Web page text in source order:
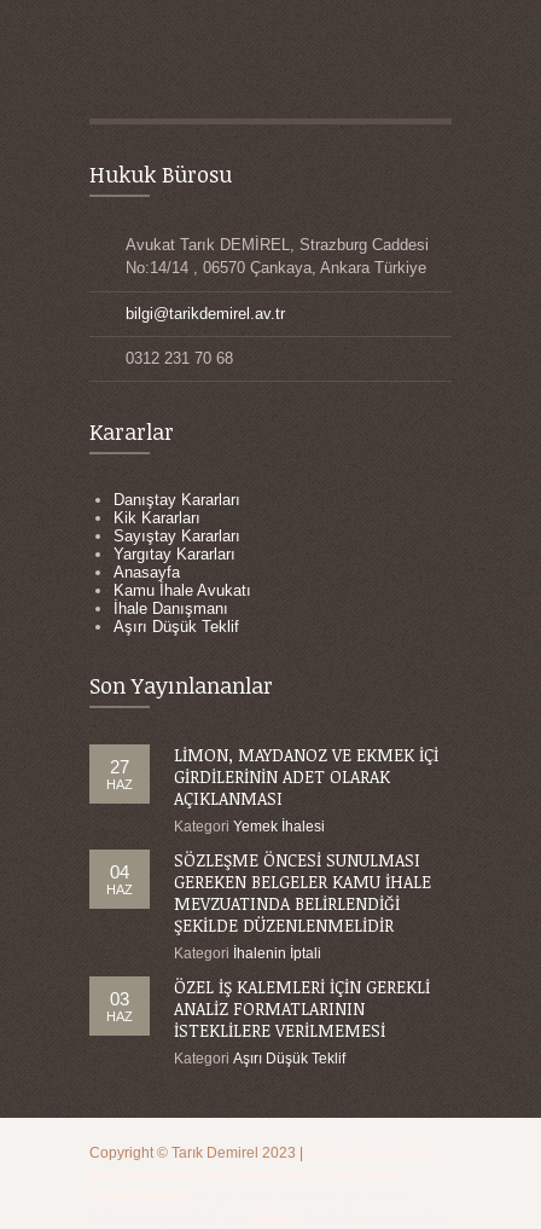
Hukuk Bürosu
Avukat Tarık DEMİREL, Strazburg Caddesi
No:14/14 , 06570 Çankaya, Ankara Türkiye
bilgi@tarikdemirel.av.tr
0312 231 70 68
Kararlar
Danıştay Kararları
Kik Kararları
Sayıştay Kararları
Yargıtay Kararları
Anasayfa
Kamu İhale Avukatı
İhale Danışmanı
Aşırı Düşük Teklif
Son Yayınlananlar
27
HAZ
LİMON, MAYDANOZ VE EKMEK İÇİ
GİRDİLERİNİN ADET OLARAK
AÇIKLANMASI
Kategori Yemek İhalesi
04
HAZ
SÖZLEŞME ÖNCESİ SUNULMASI
GEREKEN BELGELER KAMU İHALE
MEVZUATINDA BELİRLENDİĞİ
ŞEKİLDE DÜZENLENMELİDİR
Kategori İhalenin İptali
03
HAZ
ÖZEL İŞ KALEMLERİ İÇİN GEREKLİ
ANALİZ FORMATLARININ
İSTEKLİLERE VERİLMEMESİ
Kategori Aşırı Düşük Teklif
Copyright © Tarık Demirel 2023